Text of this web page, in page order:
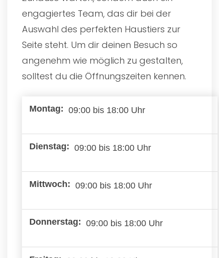
engagiertes Team, das dir bei der
Auswahl des perfekten Haustiers zur
Seite steht. Um dir deinen Besuch so
angenehm wie möglich zu gestalten,
solltest du die Öffnungszeiten kennen.
09:00 bis 18:00 Uhr
09:00 bis 18:00 Uhr
09:00 bis 18:00 Uhr
09:00 bis 18:00 Uhr